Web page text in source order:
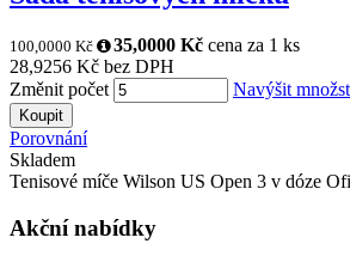
100,0000 Kč 35,0000 Kč cena za 1 ks
28,9256 Kč bez DPH
Změnit počet
Navýšit
Koupit
Porovnání
Skladem
Tenisové míče Wilson US Open 3 v dóze
Akční nabídky